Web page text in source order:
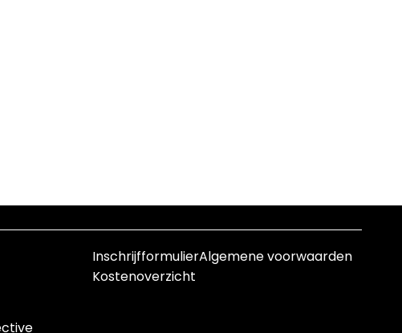
InschrijfformulierAlgemene voorwaarden
Kostenoverzicht